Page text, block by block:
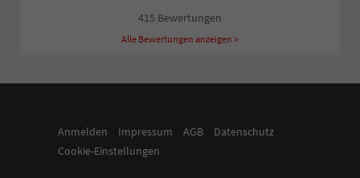
415 Bewertungen
Alle Bewertungen anzeigen >
Anmelden Impressum AGB
Datenschutz
Cookie-Einstellungen